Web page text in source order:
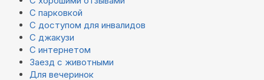
С парковкой
С доступом для инвалидов
С джакузи
С интернетом
Заезд с животными
Для вечеринок